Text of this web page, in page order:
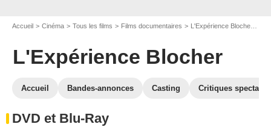
Accueil Cinéma Tous les films Films documentaires L'Expérience Blocher
L'Expérience Blocher
Accueil Bandes-annonces Casting Critiques
DVD et Blu-Ray